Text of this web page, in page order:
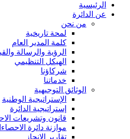
الرئيسية
عن الدائرة
من نحن
لمحة تاريخية
كلمة المدير العام
الرؤية والرسالة
الهيكل التنظيمي
شركاؤنا
خدماتنا
الوثائق التوجيهية
الإستراتيجية الوطنية
إستراتيجية الدائرة
قانون وتشريعات
موازنة دائرة
تقارير الانجاز